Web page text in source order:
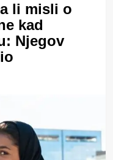
li misli o
kad
Njegov